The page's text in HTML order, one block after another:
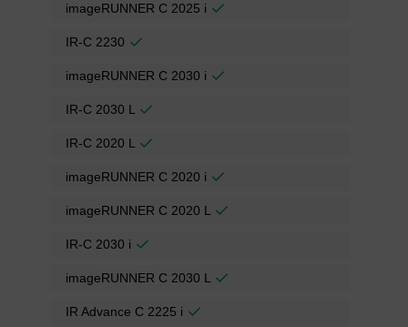
imageRUNNER C 2025 i
IR-C 2230
imageRUNNER C 2030 i
IR-C 2030 L
IR-C 2020 L
imageRUNNER C 2020 i
imageRUNNER C 2020 L
IR-C 2030 i
imageRUNNER C 2030 L
IR Advance C 2225 i